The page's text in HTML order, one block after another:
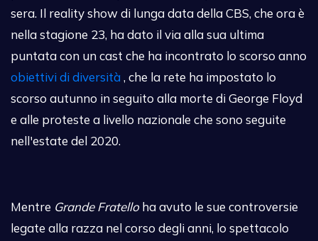
sera. Il reality show di lunga data della CBS, che ora è
nella stagione 23, ha dato il via alla sua ultima
puntata con un cast che ha incontrato lo scorso anno
obiettivi di diversità, che la rete ha impostato lo
scorso autunno in seguito alla morte di George Floyd
e alle proteste a livello nazionale che sono seguite
nell'estate del 2020.
Mentre Grande Fratelloha avuto le sue controversie
legate alla razza nel corso degli anni, lo spettacolo